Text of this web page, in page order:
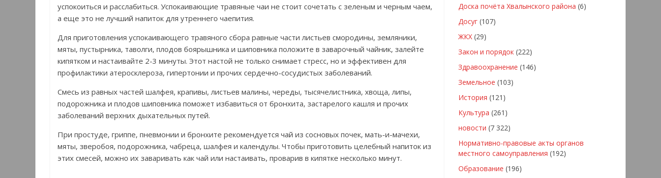
успокоиться и расслабиться. Успокаивающие травяные чаи не стоит сочетать с зеленым и черным чаем,
а еще это не лучший напиток для утреннего чаепития.
Для приготовления успокаивающего травяного сбора равные части листьев смородины, земляники,
мяты, пустырника, таволги, плодов боярышника и шиповника положите в заварочный чайник, залейте
кипятком и настаивайте 2-3 минуты. Этот настой не только снимает стресс, но и эффективен для
профилактики атеросклероза, гипертонии и прочих сердечно-сосудистых заболеваний.
Смесь из равных частей шалфея, крапивы, листьев малины, череды, тысячелистника, хвоща, липы,
подорожника и плодов шиповника поможет избавиться от бронхита, застарелого кашля и прочих
заболеваний верхних дыхательных путей.
При простуде, гриппе, пневмонии и бронхите рекомендуется чай из сосновых почек, мать-и-мачехи,
мяты, зверобоя, подорожника, чабреца, шалфея и календулы. Чтобы приготовить целебный напиток из
этих смесей, можно их заваривать как чай или настаивать, проварив в кипятке несколько минут.
Доска почёта Хвалынского района (6)
Досуг (107)
ЖКХ (29)
Закон и порядок (222)
Здравоохранение (146)
Земельное (103)
История (121)
Культура (261)
новости (7 322)
Нормативно-правовые акты органов
местного самоуправления (192)
Образование (196)